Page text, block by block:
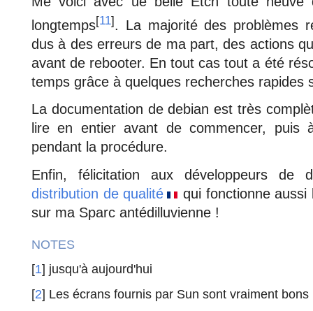
longtemps[11] . La majorité des problèmes
dus à des erreurs de ma part, des actions
avant de rebooter. En tout cas tout a été
temps grâce à quelques recherches rapides
La documentation de debian est très
lire en entier avant de commencer,
pendant la procédure.
Enfin, félicitation aux développeurs de
distribution de qualité
qui fonctionne
sur ma Sparc antédilluvienne !
NOTES
[1] jusqu'à aujourd'hui
[2] Les écrans fournis par Sun sont vraiment bons